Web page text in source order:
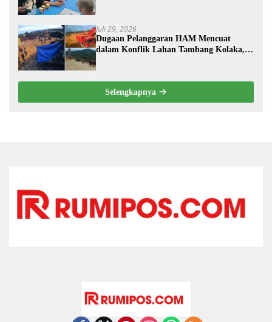
Juli 29, 2026
Dugaan Pelanggaran HAM Mencuat
dalam Konflik Lahan Tambang Kolaka,
Selengkapnya